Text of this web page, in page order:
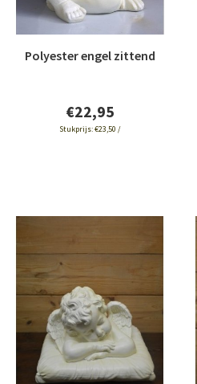
Polyester engel zittend
€22,95
Stukprijs:€23,50 /